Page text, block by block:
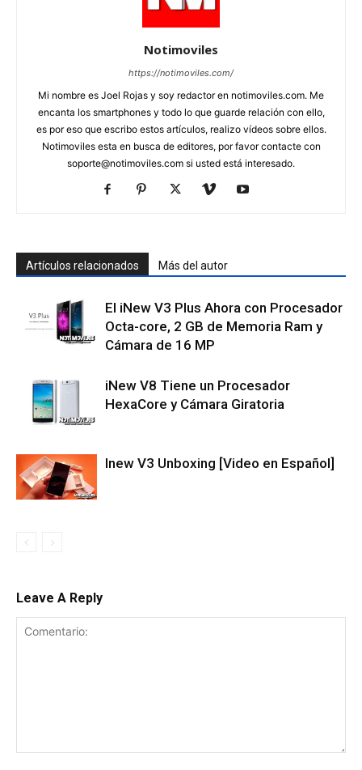
Notimoviles
https://notimoviles.com/
Mi nombre es Joel Rojas y soy redactor en notimoviles.com. Me
encanta los smartphones y todo lo que guarde relación con ello,
es por eso que escribo estos artículos, realizo vídeos sobre ellos.
Notimoviles esta en busca de editores, por favor contacte con
soporte@notimoviles.com si usted está interesado.
Artículos relacionados Más del autor
El iNew V3 Plus Ahora con Procesador
Octa-core, 2 GB de Memoria Ram y
Cámara de 16 MP
iNew V8 Tiene un Procesador
HexaCore y Cámara Giratoria
Inew V3 Unboxing [Video en Español]
Leave A Reply